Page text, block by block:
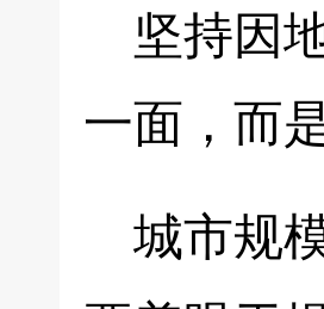
坚持因
一面，而
城市规